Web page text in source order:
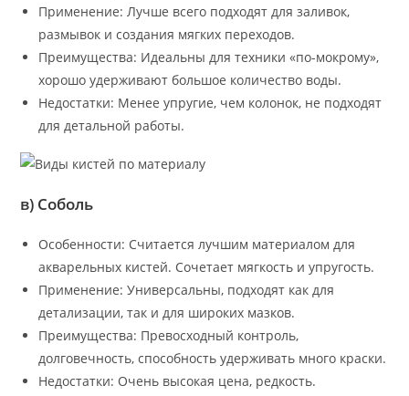
Применение: Лучше всего подходят для заливок,
размывок и создания мягких переходов.
Преимущества: Идеальны для техники «по-мокрому»,
хорошо удерживают большое количество воды.
Недостатки: Менее упругие, чем колонок, не подходят
для детальной работы.
в) Соболь
Особенности: Считается лучшим материалом для
акварельных кистей. Сочетает мягкость и упругость.
Применение: Универсальны, подходят как для
детализации, так и для широких мазков.
Преимущества: Превосходный контроль,
долговечность, способность удерживать много краски.
Недостатки: Очень высокая цена, редкость.